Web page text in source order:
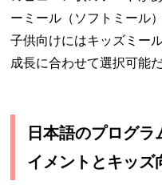
ーミール（ソフトミール
子供向けにはキッズミー
成長に合わせて選択可能だ
日本語のプログ
イメントとキッズ